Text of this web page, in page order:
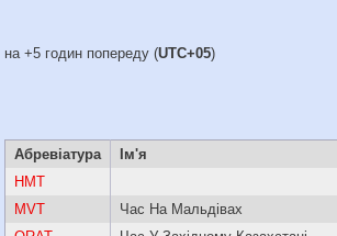
на +5 годин попереду (UTC+05)
Абревіатура
Ім'я
HMT
MVT
Час На Мальдівах